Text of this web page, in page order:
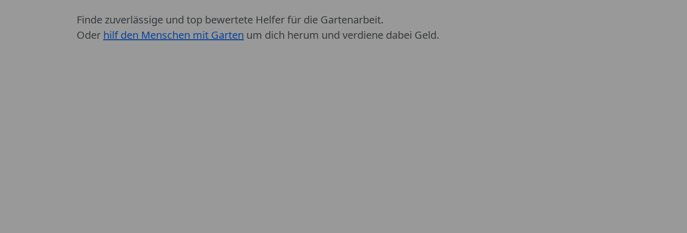
Finde zuverlässige und top bewertete Helfer für die Gartenarbeit.
Oder hilf den Menschen mit Garten um dich herum und verdiene dabei Geld.